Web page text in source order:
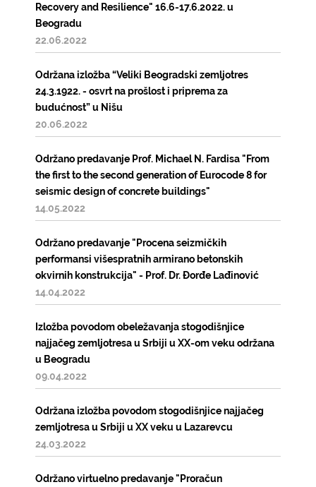
Recovery and Resilience" 16.6-17.6.2022. u
Beogradu
22.06.2022
Održana izložba “Veliki Beogradski zemljotres
24.3.1922. - osvrt na prošlost i priprema za
budućnost” u Nišu
20.06.2022
Održano predavanje Prof. Michael N. Fardisa "From
the first to the second generation of Eurocode 8 for
seismic design of concrete buildings"
14.05.2022
Održano predavanje "Procena seizmičkih
performansi višespratnih armirano betonskih
okvirnih konstrukcija" - Prof. Dr. Đorđe Lađinović
14.04.2022
Izložba povodom obeležavanja stogodišnjice
najjačeg zemljotresa u Srbiji u XX-om veku održana
u Beogradu
09.04.2022
Održana izložba povodom stogodišnjice najjačeg
zemljotresa u Srbiji u XX veku u Lazarevcu
24.03.2022
Održano virtuelno predavanje "Proračun